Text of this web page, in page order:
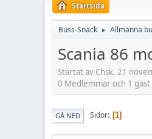
Startsida
Buss-Snack ► Allmänna
Scania 86
Startat av Chsk, 21
0 Medlemmar och 1
GÅ NED Sidor 1